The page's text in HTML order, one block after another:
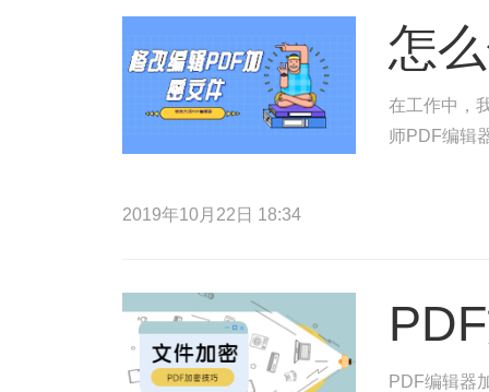
怎
在工作中，
师PDF编辑
2019年10月22日 18:34
PDF编辑器